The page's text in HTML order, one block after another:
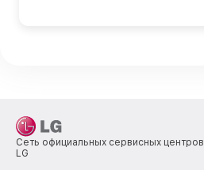
Сеть официальных сервисных центров
LG